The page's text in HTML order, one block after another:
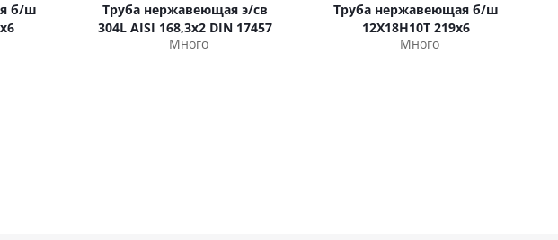
б/ш
Труба нержавеющая э/св
304L AISI 168,3х2 DIN 17457
Много
Труба нержавеющая б/ш
12Х18Н10Т 219х6
Много